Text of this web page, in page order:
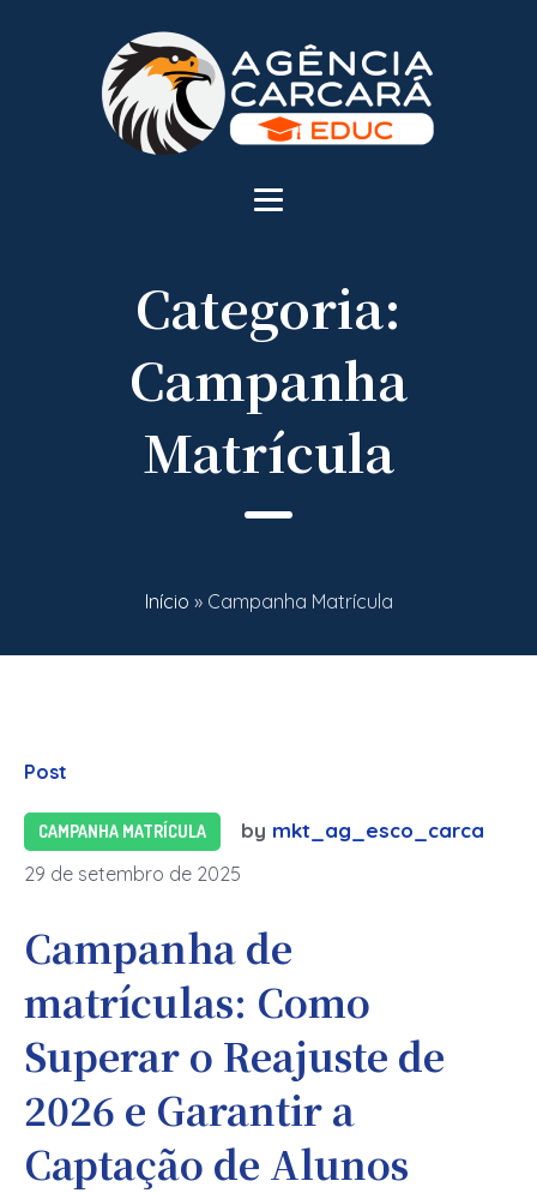
Categoria:
Campanha
Matrícula
Início » Campanha Matrícula
Post
CAMPANHA MATRÍCULA by mkt_ag_esco_carca
29 de setembro de 2025
Campanha de
matrículas: Como
Superar o Reajuste de
2026 e Garantir a
Captação de Alunos